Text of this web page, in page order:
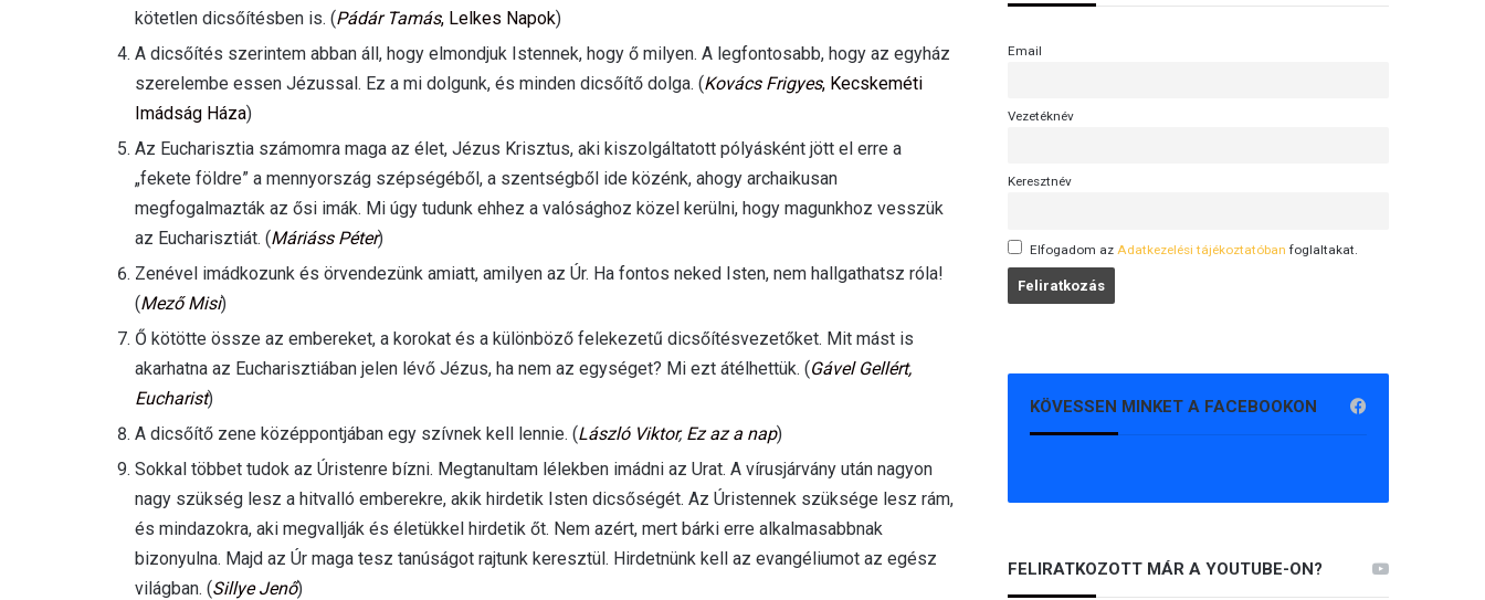
kötetlen dicsőítésben is. (Pádár Tamás, Lelkes Napok)
A dicsőítés szerintem abban áll, hogy elmondjuk Istennek, hogy ő milyen. A legfontosabb, hogy az egyház
szerelembe essen Jézussal. Ez a mi dolgunk, és minden dicsőítő dolga. (Kovács Frigyes, Kecskeméti
Imádság Háza)
Az Eucharisztia számomra maga az élet, Jézus Krisztus, aki kiszolgáltatott pólyásként jött el erre a
„fekete földre” a mennyország szépségéből, a szentségből ide közénk, ahogy archaikusan
megfogalmazták az ősi imák. Mi úgy tudunk ehhez a valósághoz közel kerülni, hogy magunkhoz vesszük
az Eucharisztiát. (Máriáss Péter)
Zenével imádkozunk és örvendezünk amiatt, amilyen az Úr. Ha fontos neked Isten, nem hallgathatsz róla!
(Mező Misi)
Ő kötötte össze az embereket, a korokat és a különböző felekezetű dicsőítésvezetőket. Mit mást is
akarhatna az Eucharisztiában jelen lévő Jézus, ha nem az egységet? Mi ezt átélhettük. (Gável Gellért,
Eucharist)
A dicsőítő zene középpontjában egy szívnek kell lennie. (László Viktor, Ez az a nap)
Sokkal többet tudok az Úristenre bízni. Megtanultam lélekben imádni az Urat. A vírusjárvány után nagyon
nagy szükség lesz a hitvalló emberekre, akik hirdetik Isten dicsőségét. Az Úristennek szüksége lesz rám,
és mindazokra, aki megvallják és életükkel hirdetik őt. Nem azért, mert bárki erre alkalmasabbnak
bizonyulna. Majd az Úr maga tesz tanúságot rajtunk keresztül. Hirdetnünk kell az evangéliumot az egész
világban. (Sillye Jenő)
Email
Vezetéknév
Keresztnév
Elfogadom az Adatkezelési tájékoztatóban foglaltakat.
KÖVESSEN MINKET A FACEBOOKON
FELIRATKOZOTT MÁR A YOUTUBE-ON?